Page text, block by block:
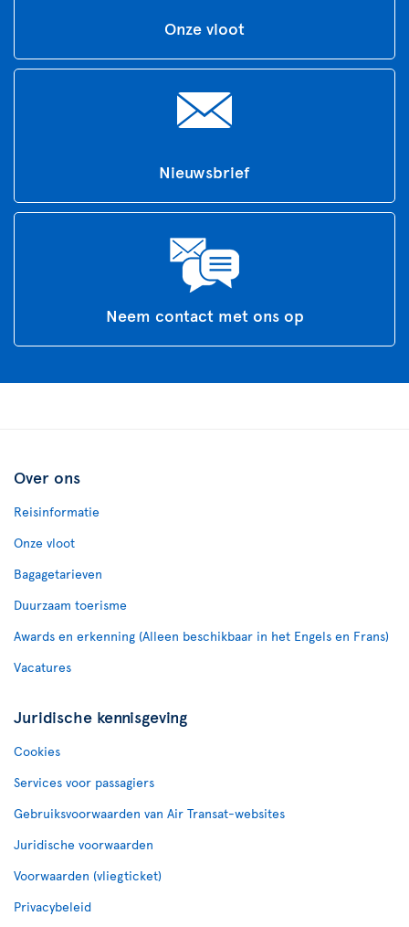
Onze vloot
Nieuwsbrief
Neem contact met ons op
Over ons
Reisinformatie
Onze vloot
Bagagetarieven
Duurzaam toerisme
Awards en erkenning (Alleen beschikbaar in het Engels en Frans)
Vacatures
Juridische kennisgeving
Cookies
Services voor passagiers
Gebruiksvoorwaarden van Air Transat-websites
Juridische voorwaarden
Voorwaarden (vliegticket)
Privacybeleid